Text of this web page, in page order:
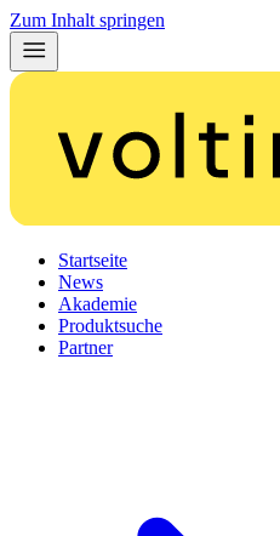
Zum Inhalt springen
Startseite
News
Akademie
Produktsuche
Partner